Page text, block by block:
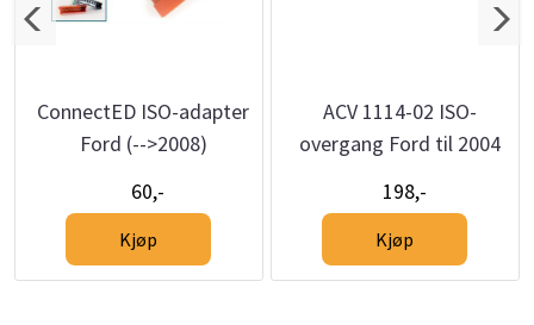
ConnectED ISO-adapter
Ford (-->2008)
60,-
Kjøp
ACV 1114-02 ISO-
overgang Ford til 2004
198,-
Kjøp